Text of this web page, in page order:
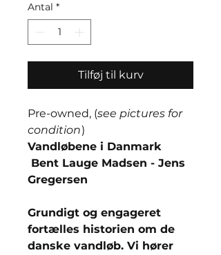
Antal *
Tilføj til kurv
Pre-owned, (see pictures for
condition)
Vandløbene i Danmark
Bent Lauge Madsen - Jens
Gregersen
Grundigt og engageret
fortælles historien om de
danske vandløb. Vi hører